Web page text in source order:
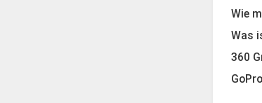
Wie
Was
360